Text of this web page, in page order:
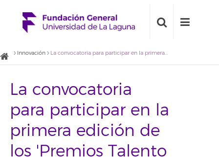
Innovación La convocatoria para participar en la primera edición de los 'Premios Talento y Compromiso Cajasiete' continúa abierta
La convocatoria
para participar en la
primera edición de
los 'Premios Talento